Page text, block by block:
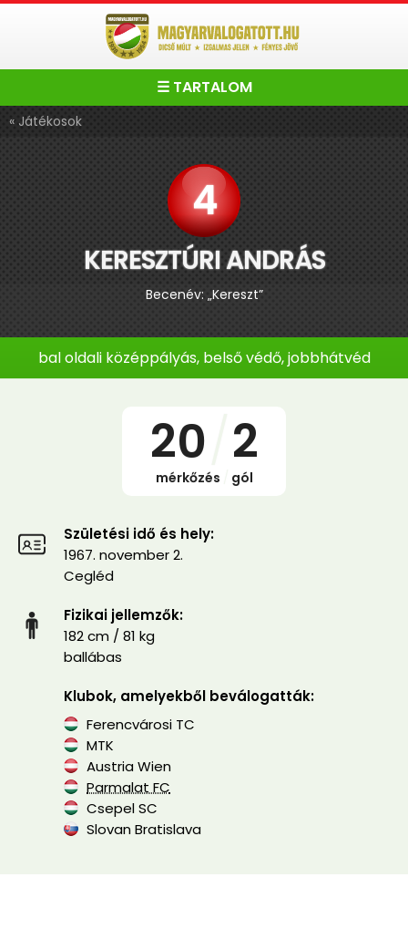
☰ TARTALOM
« Játékosok
4
KERESZTÚRI ANDRÁS
Becenév: „Kereszt”
bal oldali középpályás, belső védő, jobbhátvéd
20 2
mérkőzés gól
Születési idő és hely:
1967. november 2.
Cegléd
Fizikai jellemzők:
182 cm / 81 kg
ballábas
Klubok, amelyekből beválogatták:
Ferencvárosi TC
MTK
Austria Wien
Parmalat FC
Csepel SC
Slovan Bratislava